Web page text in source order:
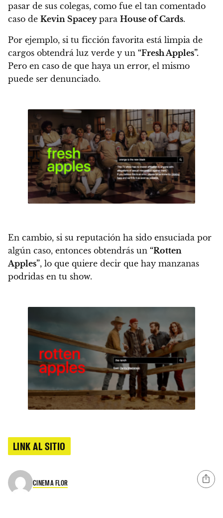
pasar de sus colegas, como fue el tan comentado
caso de Kevin Spaceypara House of Cards.
Por ejemplo, si tu ficción favorita está limpia de
cargos obtendrá luz verde y un “Fresh Apples”.
Pero en caso de que haya un error, el mismo
puede ser denunciado.
En cambio, si su reputación ha sido ensuciada por
algún caso, entonces obtendrás un “Rotten
Apples”, lo que quiere decir que hay manzanas
podridas en tu show.
LINK AL SITIO
CINEMA FLOR